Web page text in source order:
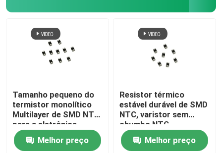
Tamanho pequeno do
termistor monolítico
Multilayer de SMD NTC
para a eletrônica
Melhor preço
Resistor térmico
estável durável de SMD
NTC, varistor sem
chumbo NTC
Melhor preço